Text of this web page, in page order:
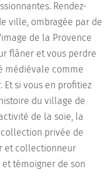
Rendez-
ville, ombragée par de
de la Provence
flâner et vous perdre
médiévale comme
Et si vous en profitiez
du village de
de la soie, la
privée de
et collectionneur
témoigner de son